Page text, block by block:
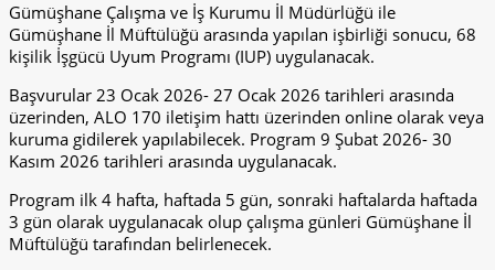
Gümüşhane Çalışma ve İş Kurumu İl Müdürlüğü ile
Gümüşhane İl Müftülüğü arasında yapılan işbirliği sonucu, 68
kişilik İşgücü Uyum Programı (IUP) uygulanacak.
Başvurular 23 Ocak 2026- 27 Ocak 2026 tarihleri arasında
üzerinden, ALO 170 iletişim hattı üzerinden online olarak veya
kuruma gidilerek yapılabilecek. Program 9 Şubat 2026- 30
Kasım 2026 tarihleri arasında uygulanacak.
Program ilk 4 hafta, haftada 5 gün, sonraki haftalarda haftada
3 gün olarak uygulanacak olup çalışma günleri Gümüşhane İl
Müftülüğü tarafından belirlenecek.